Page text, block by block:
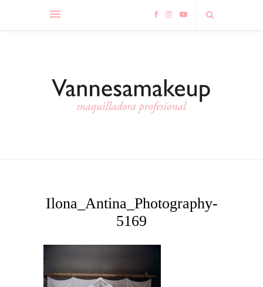
Ilona_Antina_Photography-
5169